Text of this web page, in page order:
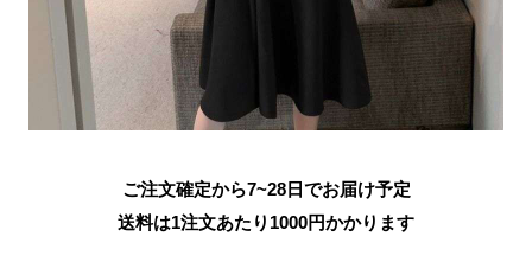
ご注文確定から7~28日でお届け予定
送料は1注文あたり 1000円かかります